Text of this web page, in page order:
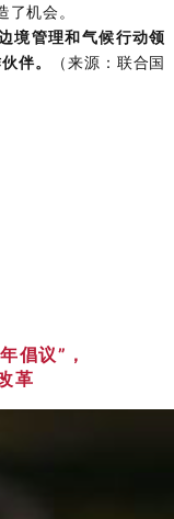
机会。
境管理和气候行动领
伴。
（来源：联合国
倡议”，
革